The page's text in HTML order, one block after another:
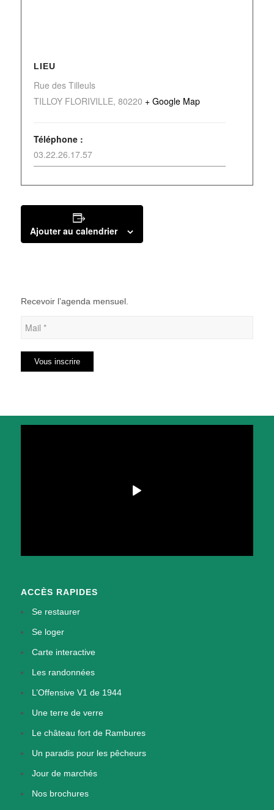
LIEU
Rue des Tilleuls
TILLOY FLORIVILLE, 80220 + Google Map
Téléphone :
03.22.26.17.57
Ajouter au calendrier
Recevoir l’agenda mensuel.
ACCÈS RAPIDES
Se restaurer
Se loger
Carte interactive
Les randonnées
L’Offensive V1 de 1944
Une terre de verre
Le château fort de Rambures
Un paradis pour les pêcheurs
Jour de marchés
Nos brochures